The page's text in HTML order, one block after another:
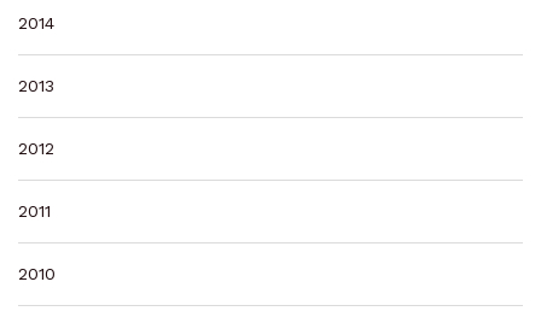
2014
2013
2012
2011
2010